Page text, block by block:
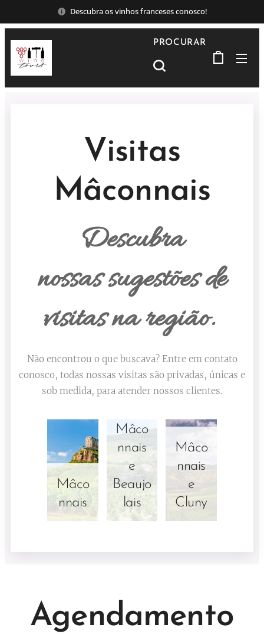
Descubra os vinhos franceses conosco!
PROCURAR
Visitas
Mâconnais
Descubra
nossassugestões de
visitas na região.
Não encontrou o que buscava? Entre em contato
conosco, todas nossas visitas são privadas, únicas e
sob medida, para atender nossos clientes.
Mâco
nnais
Mâco
nnais
e
Beaujo
lais
Mâco
nnais
e
Cluny
Agendamento